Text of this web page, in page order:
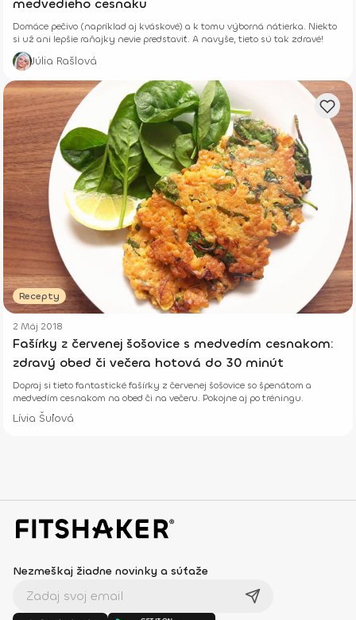
medvedieho cesnaku
Domáce pečivo (napríklad aj kváskové) a k tomu výborná nátierka. Niekto
si už ani lepšie raňajky nevie predstaviť. A navyše, tieto sú tak zdravé!
Júlia Rašlová
Recepty
2 Máj 2018
Fašírky z červenej šošovice s medvedím cesnakom:
zdravý obed či večera hotová do 30 minút
Dopraj si tieto fantastické fašírky z červenej šošovice so špenátom a
medvedím cesnakom na obed či na večeru. Pokojne aj po tréningu.
Lívia Šuľová
Nezmeškaj žiadne novinky a súťaže